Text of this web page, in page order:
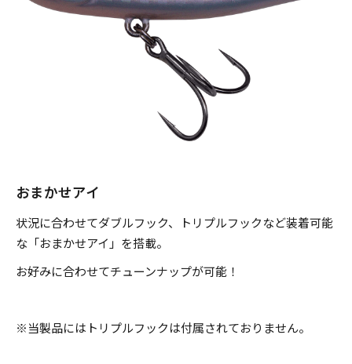
チ、ブリ（イナダ、ワラサ）、サワラ、カンパチ、アジ、サ
バ、タチウオ、マダイ、クロダイ、根魚類と、多種多様なタ
ーゲット。マキッパを貴方のソルトウォーター釣行に常備す
れば、あらゆる釣り場で活躍してくれることでしょう。
シーバス、ヒラメ、マゴチ、サワラ、カンパチ、ブリ(イナ
ビレ、根魚類 etc...
せん。
おまかせアイ
状況に合わせてダブルフック、トリプルフックなど装着可能
な「おまかせアイ」を搭載。
お好みに合わせてチューンナップが可能！
※当製品にはトリプルフックは付属されておりません。